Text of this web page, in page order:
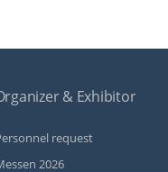
& Exhibitor
request
2026